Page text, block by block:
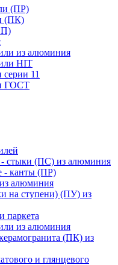
(ПР)
(ПК)
из алюминия
HIT
11
ГОСТ
стыки (ПС) из алюминия
- канты (ПР)
алюминия
на ступени) (ПУ) из
паркета
из алюминия
(ПК) из
и глянцевого